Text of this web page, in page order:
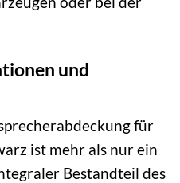
und
für
ist mehr als nur ein
Bestandteil des